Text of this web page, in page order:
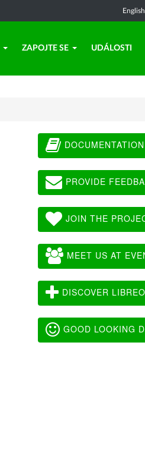
English
ZAPOJTE SE UDÁLOSTI
DOCUMENTATION
PROVIDE
JOIN THE
MEET US AT
DISCOVER
GOOD LOOKING